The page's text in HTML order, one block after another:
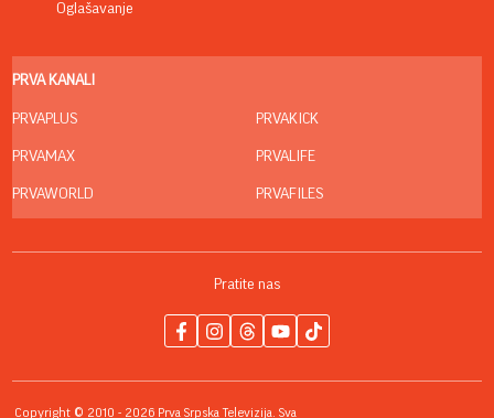
Oglašavanje
PRVA KANALI
PRVAPLUS
PRVAMAX
PRVAWORLD
PRVAKICK
PRVALIFE
PRVAFILES
Pratite nas
Copyright © 2010 - 2026 Prva Srpska Televizija. Sva